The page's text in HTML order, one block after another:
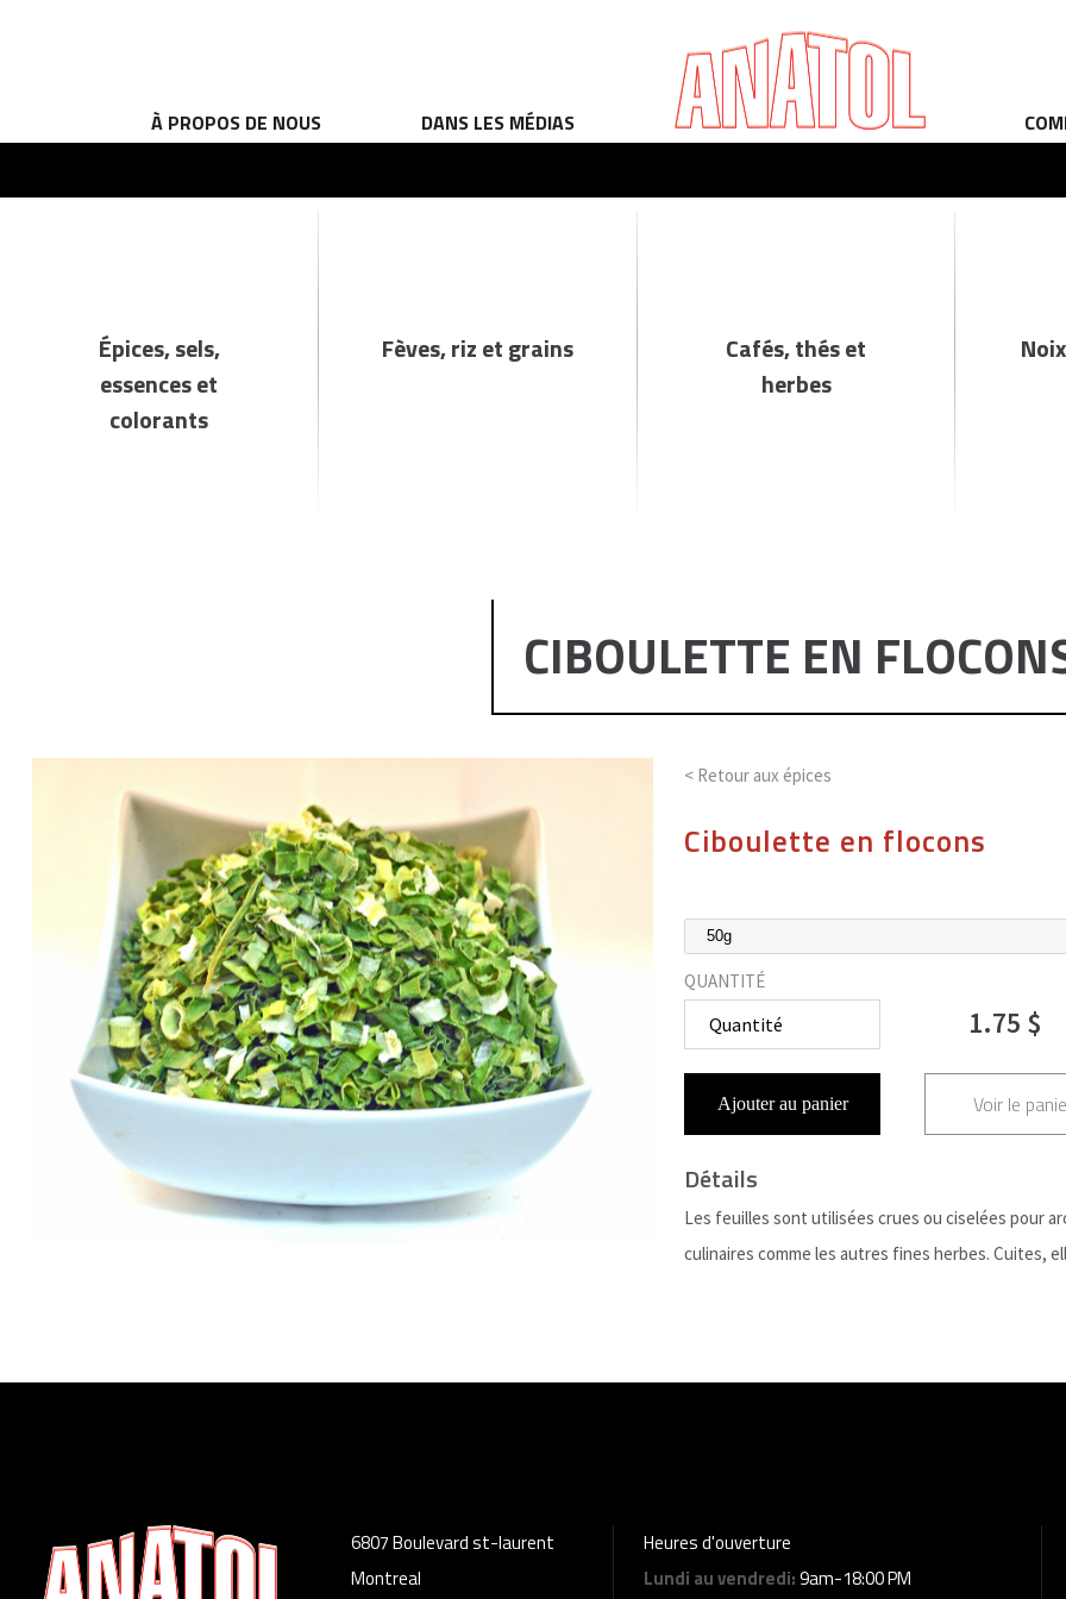
À PROPOS DE NOUS DANS LES MÉDIAS
Épices, sels,
essences et
colorants
Fèves, riz et grains
Cafés, thés et
herbes
CIBOULETTE EN
< Retour aux épices
Ciboulette en flocons
QUANTITÉ
1.75 $
Ajouter au panier Voir le
Détails
Les feuilles sont utilisées crues ou ciselées pour
culinaires comme les autres fines herbes. Cuites,
6807 Boulevard st-laurent
Montreal
Heures d'ouverture
Lundi au vendredi:9am-18:00 PM